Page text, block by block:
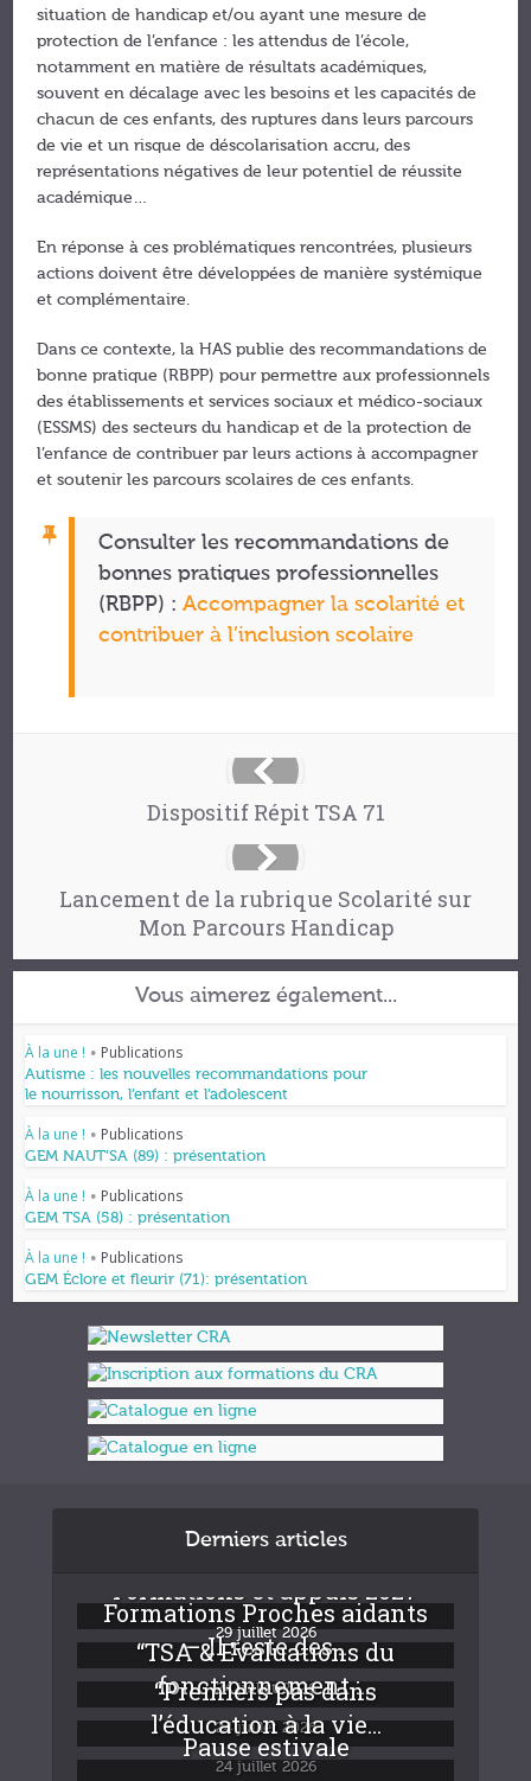
situation de handicap et/ou ayant une mesure de
protection de l’enfance : les attendus de l’école,
notamment en matière de résultats académiques,
souvent en décalage avec les besoins et les capacités de
chacun de ces enfants, des ruptures dans leurs parcours
de vie et un risque de déscolarisation accru, des
représentations négatives de leur potentiel de réussite
académique…
En réponse à ces problématiques rencontrées, plusieurs
actions doivent être développées de manière systémique
et complémentaire.
Dans ce contexte, la HAS publie des recommandations de
bonne pratique (RBPP) pour permettre aux professionnels
des établissements et services sociaux et médico-sociaux
(ESSMS) des secteurs du handicap et de la protection de
l’enfance de contribuer par leurs actions à accompagner
et soutenir les parcours scolaires de ces enfants.
Consulter les recommandations de
bonnes pratiques professionnelles
(RBPP) :Accompagner la scolarité et
contribuer à l’inclusion scolaire
Dispositif Répit TSA 71
Lancement de la rubrique Scolarité sur
Mon Parcours Handicap
Vous aimerez également...
À la une ! • Publications
Autisme : les nouvelles recommandations pour
le nourrisson, l’enfant et l’adolescent
À la une ! • Publications
GEM NAUT’SA (89) : présentation
À la une ! • Publications
GEM TSA (58) : présentation
À la une ! • Publications
GEM Éclore et fleurir (71): présentation
Derniers articles
Formations et appuis 2027
29 juillet 2026
Formations Proches aidants
– Il reste des...
24 juillet 2026
“TSA & Evaluations du
fonctionnement :...
24 juillet 2026
“Premiers pas dans
l’éducation à la vie...
24 juillet 2026
Pause estivale